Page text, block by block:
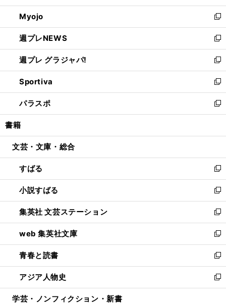
開
く
ウ
で
開
く
ン
ド
ウ
で
開
く
ウ
ィ
ン
ド
ウ
で
開
く
Myojo
新
し
い
ウ
ィ
ン
ド
ウ
で
開
週プレNEWS
新
し
い
ウ
ィ
ン
ド
ウ
開
週プレ グラジャパ!
新
し
い
ウ
ィ
ン
ウ
開
く
Sportiva
新
し
い
ウ
ン
ウ
で
開
く
パラスポ
新
し
ウ
ン
ド
ウ
で
開
く
書籍
文芸・文庫・総合
すばる
新
し
い
ウ
ィ
ン
ド
ウ
で
開
く
小説すばる
新
し
い
ウ
ィ
ン
ド
ウ
で
開
集英社 文芸ステーション
新
し
い
ウ
ィ
ン
ド
ウ
web 集英社文庫
新
し
い
ウ
ィ
ン
青春と読書
新
し
い
ウ
アジア人物史
新
し
学芸・ノンフィクション・新書